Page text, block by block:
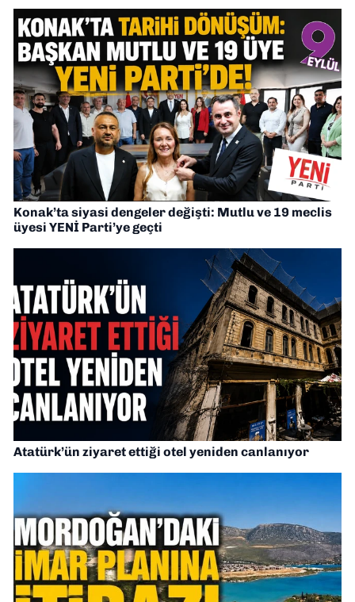
Konak’ta siyasi dengeler değişti: Mutlu ve 19 meclis
üyesi YENİ Parti’ye geçti
Atatürk’ün ziyaret ettiği otel yeniden canlanıyor